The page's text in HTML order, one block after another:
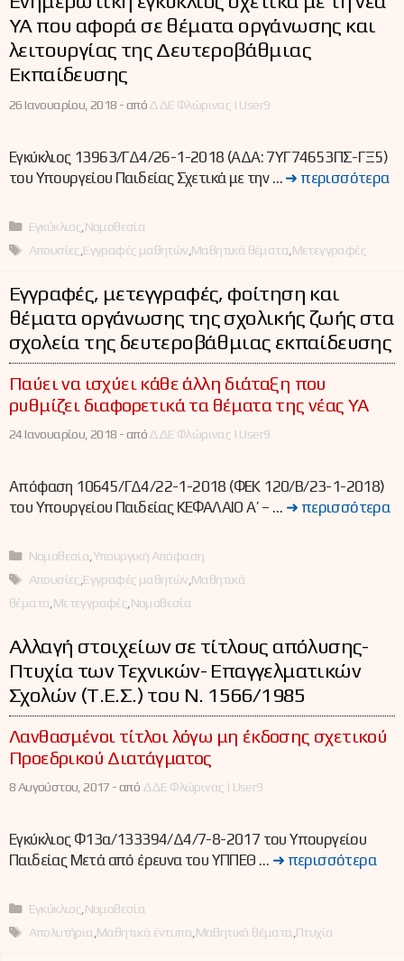
ΥΑ που αφορά σε θέματα οργάνωσης και
λειτουργίας της Δευτεροβάθμιας
Εκπαίδευσης
26 Ιανουαρίου, 2018 -απόΔΔΕ Φλώρινας | User9
Εγκύκλιος 13963/ΓΔ4/26-1-2018 (ΑΔΑ: 7ΥΓ74653ΠΣ-ΓΞ5)
του Υπουργείου Παιδείας Σχετικά με την … ➜ περισσότερα
Κατηγορίες
Εγκύκλιος Νομοθεσία
Ετικέτες
Απουσίες Εγγραφές μαθητών Μαθητικά θέματα Μετεγγραφές
Εγγραφές, μετεγγραφές, φοίτηση και
θέματα οργάνωσης της σχολικής ζωής στα
σχολεία της δευτεροβάθμιας εκπαίδευσης
Παύει να ισχύει κάθε άλλη διάταξη που
ρυθμίζει διαφορετικά τα θέματα της νέας ΥΑ
24 Ιανουαρίου, 2018 -απόΔΔΕ Φλώρινας | User9
Απόφαση 10645/ΓΔ4/22-1-2018 (ΦΕΚ 120/Β/23-1-2018)
του Υπουργείου Παιδείας ΚΕΦΑΛΑΙΟ Α’ – … ➜ περισσότερα
Κατηγορίες
Νομοθεσία Υπουργική Απόφαση
Ετικέτες
Απουσίες Εγγραφές μαθητών Μαθητικά
θέματα Μετεγγραφές Νομοθεσία
Αλλαγή στοιχείων σε τίτλους απόλυσης-
Πτυχία των Τεχνικών- Επαγγελματικών
Σχολών (Τ.Ε.Σ.) του Ν. 1566/1985
Λανθασμένοι τίτλοι λόγω μη έκδοσης σχετικού
Προεδρικού Διατάγματος
8 Αυγούστου, 2017 -από ΔΔΕ Φλώρινας | User9
Εγκύκλιος Φ13α/133394/Δ4/7-8-2017 του Υπουργείου
Παιδείας Μετά από έρευνα του ΥΠΠΕΘ … ➜ περισσότερα
Κατηγορίες
Εγκύκλιος Νομοθεσία
Ετικέτες
Απολυτήρια Μαθητικά έντυπα Μαθητικά θέματα Πτυχία